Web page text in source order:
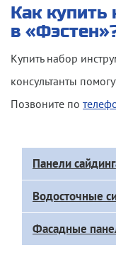
Как купить
в
Купить набор
консультанты
Позвоните по
Доп
меню
каталога
Панели
Водосточные
Фасадные